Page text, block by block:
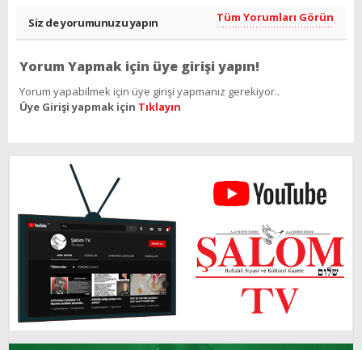
Siz de yorumunuzu yapın Tüm Yorumları Görün
Yorum Yapmak için üye girişi yapın!
Yorum yapabilmek için üye girişi yapmanız gerekiyor..
Üye Girişi yapmak için Tıklayın